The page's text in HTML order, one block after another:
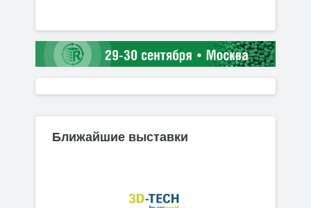
Ближайшие выставки